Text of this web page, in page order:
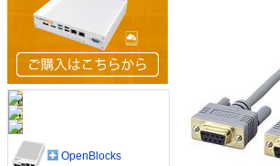
OpenBlocks